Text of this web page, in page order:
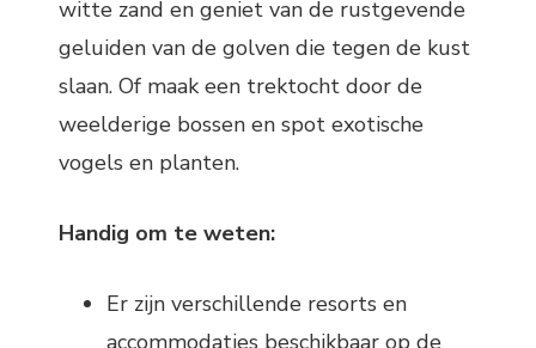
witte zand en geniet van de rustgevende
geluiden van de golven die tegen de kust
slaan. Of maak een trektocht door de
weelderige bossen en spot exotische
vogels en planten.
Handig om te weten:
Er zijn verschillende resorts en